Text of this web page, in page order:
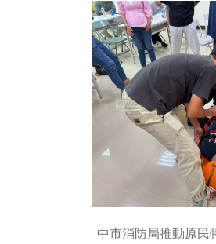
中市消防局推動原